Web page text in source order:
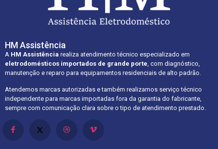
HM Assistência
A HM Assistência realiza atendimento técnico especializado em
eletrodomésticos importados de grande porte, com diagnóstico,
manutenção e reparo para equipamentos residenciais de alto padrão.
Atendemos marcas autorizadas e também realizamos serviço técnico
independente para marcas importadas fora da garantia do fabricante,
sempre com comunicação clara sobre o tipo de atendimento prestado.